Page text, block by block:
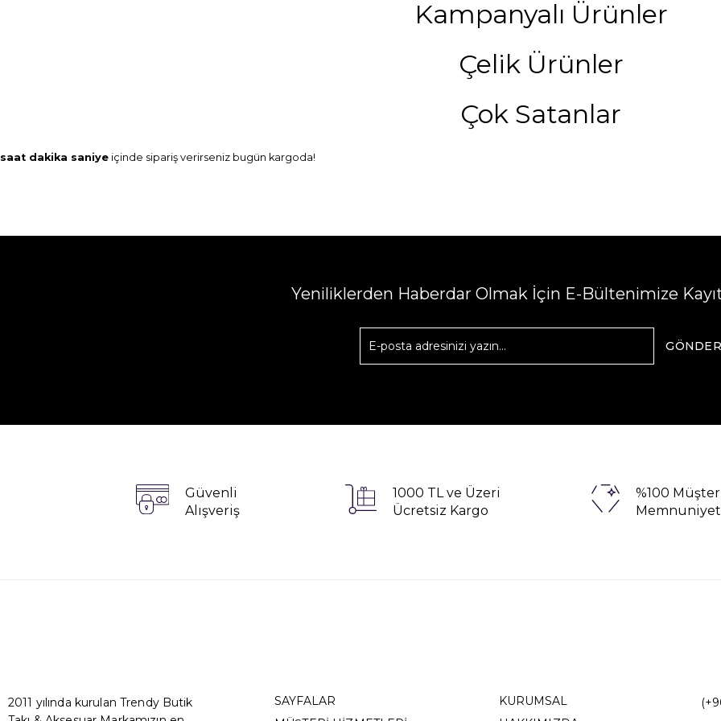
Kampanyalı Ürünler
Çelik Ürünler
Çok Satanlar
saat dakika saniye içinde sipariş verirseniz bugün kargoda!
Yeniliklerden Haberdar Olmak İçin E-Bültenimize
GÖNDER
Güvenli
Alışveriş
1000 TL ve Üzeri
Ücretsiz Kargo
%100
2011 yılında kurulan Trendy Butik
SAYFALAR
KURUMSAL